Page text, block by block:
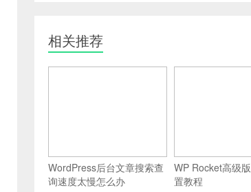
相关推荐
WordPress后台文章搜索查
询速度太慢怎么办
WP Rocket高级
置教程